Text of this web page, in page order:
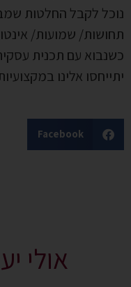
נוכל לקבל החלטות
תחושות/ שמועות/
כשנבוא עם תכנית
יתייחסו אלינו
Facebook
אולי